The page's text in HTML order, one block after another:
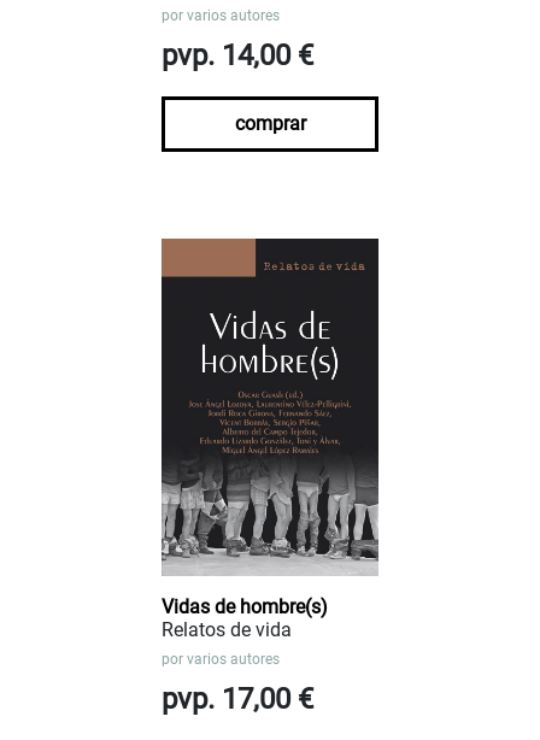
por varios autores
pvp. 14,00 €
comprar
Vidas de hombre(s)
Relatos de vida
por varios autores
pvp. 17,00 €